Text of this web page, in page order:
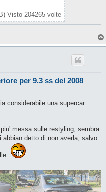
Visto 204265 volte
per 9.3 ss del 2008
considerabile una supercar
messa sulle restyling, sembra
detto di non averla, salvo